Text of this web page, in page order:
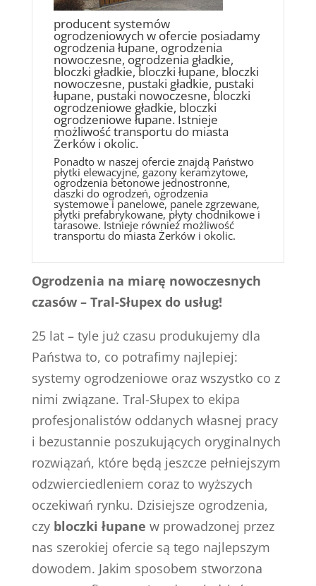
producent systemów
ogrodzeniowych w ofercie posiadamy
ogrodzenia łupane, ogrodzenia
nowoczesne, ogrodzenia gładkie,
bloczki gładkie, bloczki łupane, bloczki
nowoczesne, pustaki gładkie, pustaki
łupane, pustaki nowoczesne, bloczki
ogrodzeniowe gładkie, bloczki
ogrodzeniowe łupane. Istnieje
możliwość transportu do miasta
Żerków i okolic.
Ponadto w naszej ofercie znajdą Państwo
płytki elewacyjne, gazony keramzytowe,
ogrodzenia betonowe jednostronne,
daszki do ogrodzeń, ogrodzenia
systemowe i panelowe, panele zgrzewane,
płytki prefabrykowane, płyty chodnikowe i
tarasowe. Istnieje również możliwość
transportu do miasta Żerków i okolic.
Ogrodzenia na miarę nowoczesnych
czasów – Tral-Słupex do usług!
25 lat – tyle już czasu produkujemy dla
Państwa to, co potrafimy najlepiej:
systemy ogrodzeniowe oraz wszystko co z
nimi związane. Tral-Słupex to ekipa
profesjonalistów oddanych własnej pracy
i bezustannie poszukujących oryginalnych
rozwiązań, które będą jeszcze pełniejszym
odzwierciedleniem coraz to wyższych
oczekiwań rynku. Dzisiejsze ogrodzenia,
czy bloczki łupane w prowadzonej przez
nas szerokiej ofercie są tego najlepszym
dowodem. Jakim sposobem stworzona